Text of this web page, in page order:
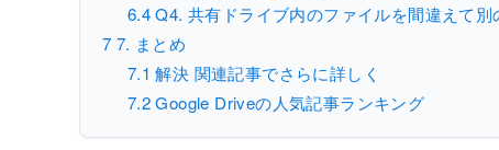
6.4Q4. 共有ドライブ内のファイルを間違えて
7 7. まとめ
7.1 解決 関連記事でさらに詳しく
7.2Google Driveの人気記事ランキング